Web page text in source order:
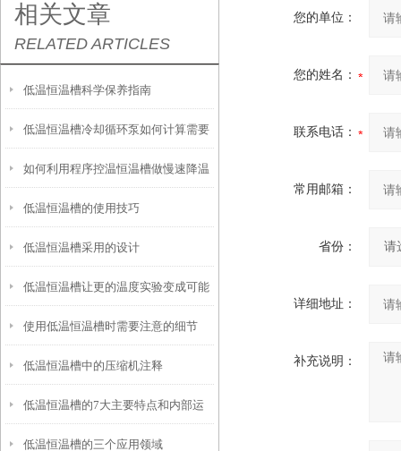
相关文章
RELATED ARTICLES
低温恒温槽科学保养指南
低温恒温槽冷却循环泵如何计算需要
的制冷或加热功率？
如何利用程序控温恒温槽做慢速降温
结晶实验
低温恒温槽的使用技巧
低温恒温槽采用的设计
低温恒温槽让更的温度实验变成可能
使用低温恒温槽时需要注意的细节
低温恒温槽中的压缩机注释
低温恒温槽的7大主要特点和内部运
行原理
低温恒温槽的三个应用领域
您的单位：
您的姓名：
联系电话：
常用邮箱：
省份：
详细地址：
补充说明：